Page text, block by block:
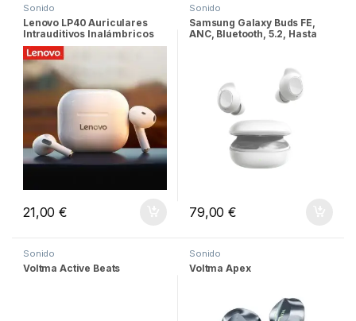
Sonido
Lenovo LP40 Auriculares
Intrauditivos Inalámbricos
Bluetooth blancos
21,00€
Sonido
Samsung Galaxy Buds FE,
ANC, Bluetooth, 5.2, Hasta
79,00€
Sonido
Voltma Active Beats
Sonido
Voltma Apex